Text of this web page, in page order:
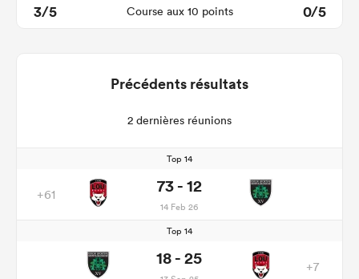
3/5
Course aux 10 points 0/5
Précédents résultats
2 dernières réunions
Top 14
+61 73 - 12
14 Feb 26
Top 14
18 - 25 +7